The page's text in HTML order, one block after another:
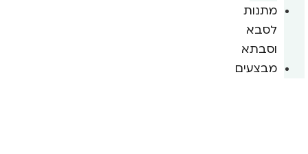
מתנות
לסבא
וסבתא
מבצעים